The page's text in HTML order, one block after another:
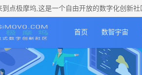
点极摩坞,这是一个自由开放的数字化创新社
首页 数智宇宙